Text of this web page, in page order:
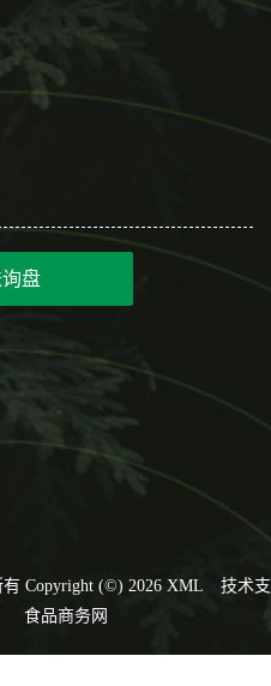
盘
有 Copyright (©) 2026 XML
技术支
食品商务网